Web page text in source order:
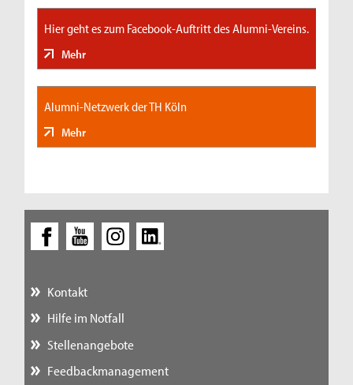
Hier geht es zum Facebook-Auftritt des Alumni-Vereins.
Mehr
Alumni-Netzwerk der TH Köln
Mehr
Kontakt
Hilfe im Notfall
Stellenangebote
Feedbackmanagement